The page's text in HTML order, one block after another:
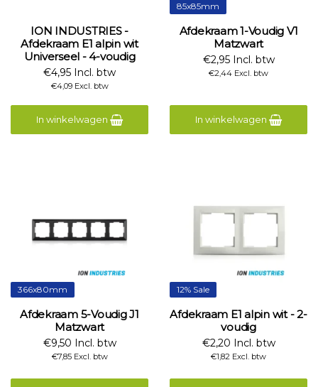
ION INDUSTRIES -
Afdekraam E1 alpin wit
Universeel - 4-voudig
€4,95 Incl. btw
€4,09 Excl. btw
In winkelwagen
85x85mm
Afdekraam 1-Voudig V1
Matzwart
€2,95 Incl. btw
€2,44 Excl. btw
In winkelwagen
366x80mm
Afdekraam 5-Voudig J1
Matzwart
€9,50 Incl. btw
€7,85 Excl. btw
12% Sale
Afdekraam E1 alpin wit - 2-
voudig
€2,20 Incl. btw
€1,82 Excl. btw